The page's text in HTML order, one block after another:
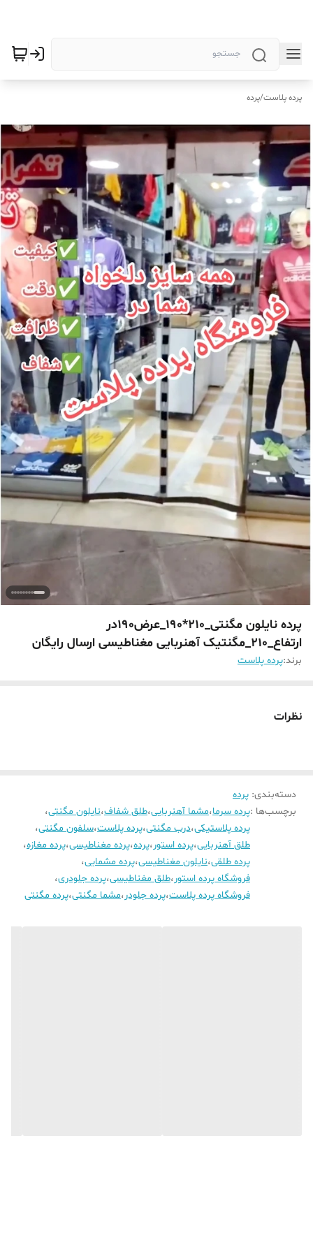
پرده پلاست/پرده
پرده نایلون مگنتی_210*190_عرض190در
ارتفاع_210_مگنتیک آهنربایی مغناطیسی ارسال رایگان
برند:پرده پلاست
نظرات
دسته‌بندی: پرده
برچسب‌ها :پرده سرما،مشما آهنربایی،طلق شفاف،نایلون مگنتی،
پرده پلاستیکی،درب مگنتی،پرده پلاست،سلفون مگنتی،
طلق آهنربایی،پرده استور،پرده،پرده مغناطیسی،پرده مغازه،
پرده طلقی،نایلون مغناطیسی،پرده مشمایی،
فروشگاه پرده استور،طلق مغناطیسی،پرده جلودری،
فروشگاه پرده پلاست،پرده جلودر،مشما مگنتی،پرده مگنتی